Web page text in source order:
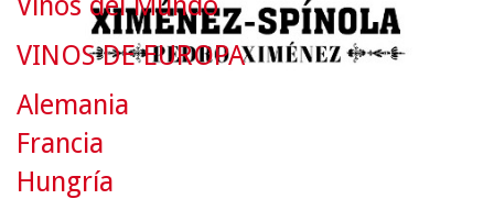
VINOS DE EUROPA
Alemania
Francia
Hungría